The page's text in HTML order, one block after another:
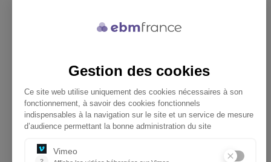
connaissances médicales gratuite
adaptée à la pratique de la médecine